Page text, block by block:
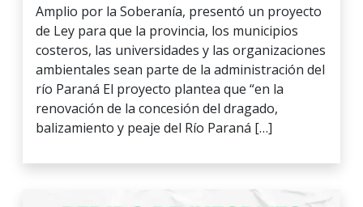
Amplio por la Soberanía, presentó un proyecto
de Ley para que la provincia, los municipios
costeros, las universidades y las organizaciones
ambientales sean parte de la administración del
río Paraná El proyecto plantea que “en la
renovación de la concesión del dragado,
balizamiento y peaje del Río Paraná […]